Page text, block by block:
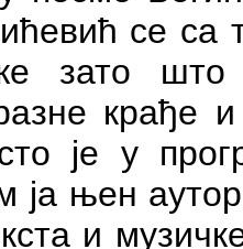
се
зато што
крађе
је у
ја њен
и